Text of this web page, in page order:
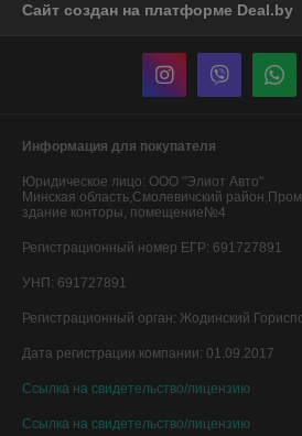
Сайт создан на платформе Deal.by
Информация для покупателя
Юридическое лицо: ООО "Элиот Авто"
Минская область,Смолевичский
здание конторы, помещение№4
Регистрационный номер ЕГР: 691727891
УНП: 691727891
Регистрационный орган: Жодинский
Дата регистрации компании: 01.09.2017
Ссылка на свидетельство/лицензию
Ссылка на свидетельство/лицензию